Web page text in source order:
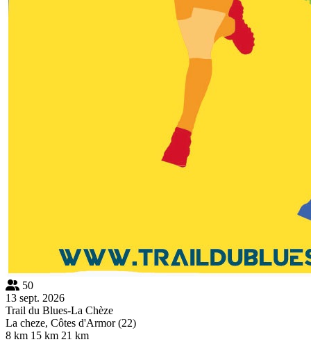
50
13 sept. 2026
Trail du Blues-La Chèze
La cheze, Côtes d'Armor (22)
8 km 15 km 21 km